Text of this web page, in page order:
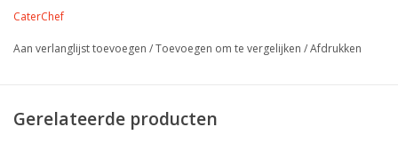
CaterChef
Aan verlanglijst toevoegen /Toevoegen om te vergelijken /Afdrukken
Gerelateerde producten